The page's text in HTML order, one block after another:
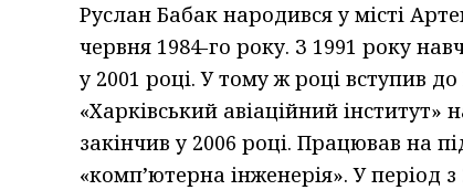
Руслан Бабак народився у місті
червня 1984-го року. З 1991 року
у 2001 році. У тому ж році вступив
«Харківський авіаційний
закінчив у 2006 році. Працював на
«компʼютерна інженерія». У період